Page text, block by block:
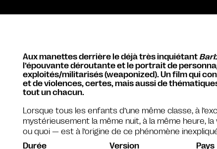
Aux manettes derrière le déjà très inquiétant
l’épouvante déroutante et le portrait de
exploités/militarisés (weaponized). Un film qui
et de violences, certes, mais aussi de
tout un chacun.
Lorsque tous les enfants d’une même classe, à
mystérieusement la même nuit, à la même heure,
ou quoi — est à l’origine de ce phénomène
Durée
Version
Pays